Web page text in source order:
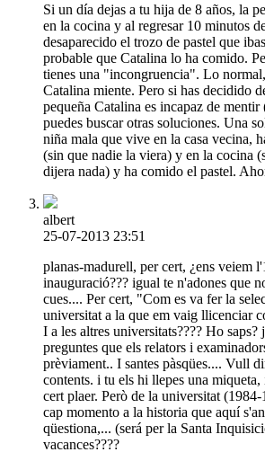
Si un día dejas a tu hija de 8 años, la
en la cocina y al regresar 10 minutos
desaparecido el trozo de pastel que
probable que Catalina lo ha comido.
tienes una "incongruencia". Lo
Catalina miente. Pero si has decidido
pequeña Catalina es incapaz de mentir
puedes buscar otras soluciones. Una
niña mala que vive en la casa vecina,
(sin que nadie la viera) y en la cocina
dijera nada) y ha comido el pastel.
albert
25-07-2013 23:51
planas-madurell, per cert, ¿ens veiem
inauguració??? igual te n'adones que
cues.... Per cert, "Com es va fer la
universitat a la que em vaig llicenciar
I a les altres universitats???? Ho saps?
preguntes que els relators i
prèviament.. I santes pàsqües.... Vull
contents. i tu els hi llepes una
cert plaer. Però de la universitat
cap momento a la historia que aquí
qüestiona,... (será per la Santa
vacances????